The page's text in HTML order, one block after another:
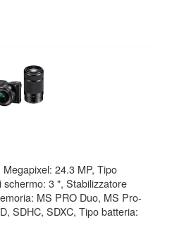
24.3 MP, Tipo
3 ", Stabilizzatore
MS PRO Duo, MS Pro-
SDHC, SDXC, Tipo batteria: